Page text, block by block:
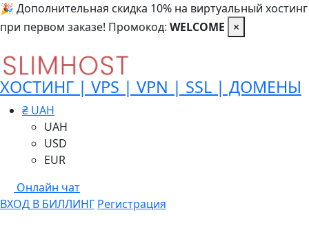
🎉 Дополнительная скидка 10% на виртуальный хостинг
при первом заказе! Промокод: WELCOME ×
ХОСТИНГ | VPS | VPN | SSL | ДОМЕНЫ
₴ UAH
UAH
USD
EUR
Онлайн чат
ВХОД В БИЛЛИНГ Регистрация